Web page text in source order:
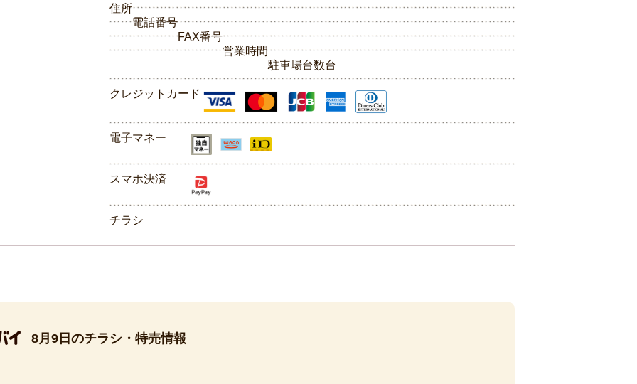
住所
電話番号
FAX番号
営業時間
駐車場台数台
クレジットカード
電子マネー
スマホ決済
チラシ
8月9日のチラシ・特売情報